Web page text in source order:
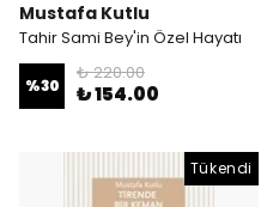
Mustafa Kutlu
Tahir Sami Bey'in Özel Hayatı
%30
₺ 220.00
₺ 154.00
Tükendi